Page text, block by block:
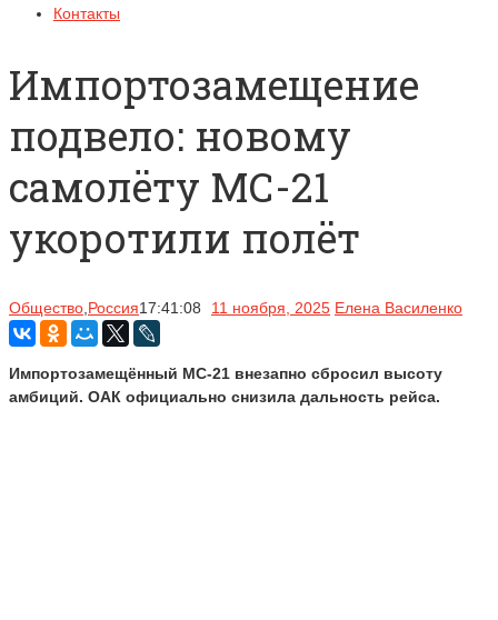
Контакты
Импортозамещение
подвело: новому
самолёту МС-21
укоротили полёт
Общество Россия17:41:08 11 ноября, 2025 Елена Василенко
Импортозамещённый МС-21 внезапно сбросил высоту
амбиций. ОАК официально снизила дальность рейса.